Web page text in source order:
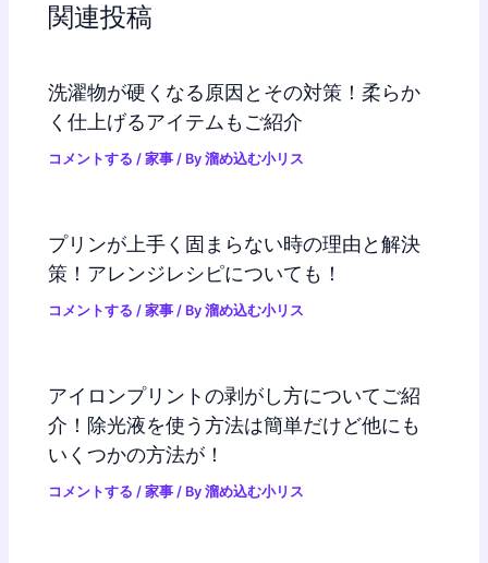
関連投稿
洗濯物が硬くなる原因とその対策！柔らか
く仕上げるアイテムもご紹介
コメントする /家事 / By溜め込む小リス
プリンが上手く固まらない時の理由と解決
策！アレンジレシピについても！
コメントする /家事 / By溜め込む小リス
アイロンプリントの剥がし方についてご紹
介！除光液を使う方法は簡単だけど他にも
いくつかの方法が！
コメントする /家事 / By溜め込む小リス